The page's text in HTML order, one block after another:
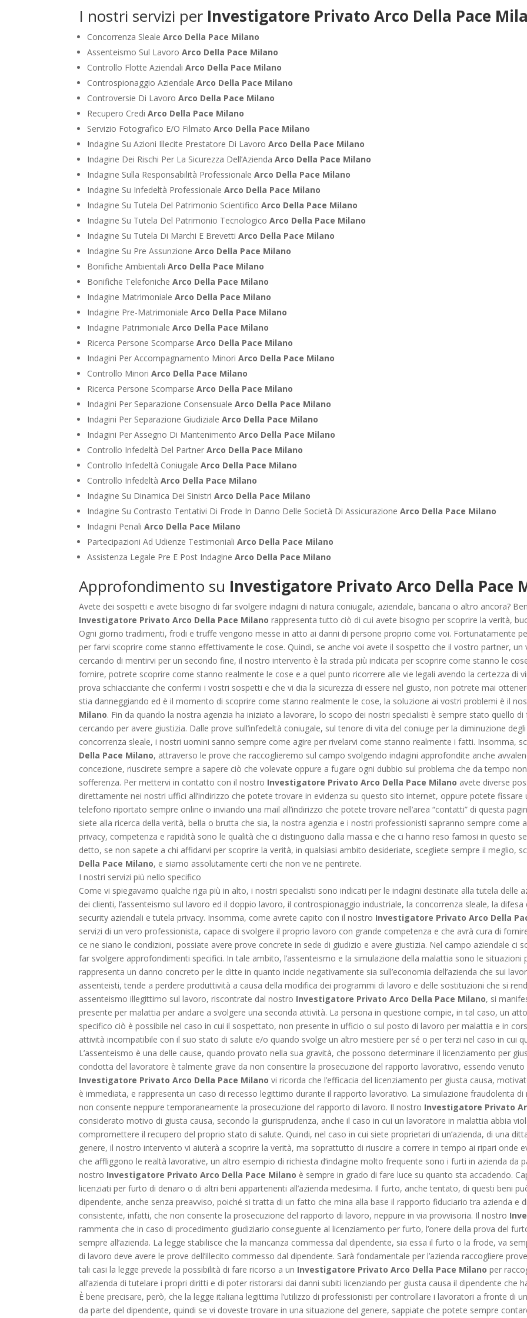
I nostri servizi per Investigatore Privato Arco Della Pace
Concorrenza SlealeArco Della Pace Milano
Assenteismo Sul LavoroArco Della Pace Milano
Controllo Flotte AziendaliArco Della Pace Milano
Controspionaggio AziendaleArco Della Pace Milano
Controversie Di LavoroArco Della Pace Milano
Recupero CrediArco Della Pace Milano
Servizio Fotografico E/O FilmatoArco Della Pace Milano
Indagine Su Azioni Illecite Prestatore Di LavoroArco Della Pace Milano
Indagine Dei Rischi Per La Sicurezza Dell’AziendaArco Della Pace Milano
Indagine Sulla Responsabilità ProfessionaleArco Della Pace Milano
Indagine Su Infedeltà ProfessionaleArco Della Pace Milano
Indagine Su Tutela Del Patrimonio ScientificoArco Della Pace Milano
Indagine Su Tutela Del Patrimonio TecnologicoArco Della Pace Milano
Indagine Su Tutela Di Marchi E BrevettiArco Della Pace Milano
Indagine Su Pre AssunzioneArco Della Pace Milano
Bonifiche AmbientaliArco Della Pace Milano
Bonifiche TelefonicheArco Della Pace Milano
Indagine MatrimonialeArco Della Pace Milano
Indagine Pre-MatrimonialeArco Della Pace Milano
Indagine PatrimonialeArco Della Pace Milano
Ricerca Persone ScomparseArco Della Pace Milano
Indagini Per Accompagnamento MinoriArco Della Pace Milano
Controllo MinoriArco Della Pace Milano
Ricerca Persone ScomparseArco Della Pace Milano
Indagini Per Separazione ConsensualeArco Della Pace Milano
Indagini Per Separazione GiudizialeArco Della Pace Milano
Indagini Per Assegno Di MantenimentoArco Della Pace Milano
Controllo Infedeltà Del PartnerArco Della Pace Milano
Controllo Infedeltà ConiugaleArco Della Pace Milano
Controllo InfedeltàArco Della Pace Milano
Indagine Su Dinamica Dei SinistriArco Della Pace Milano
Indagine Su Contrasto Tentativi Di Frode In Danno Delle Società Di AssicurazioneArco Della Pace Milano
Indagini PenaliArco Della Pace Milano
Partecipazioni Ad Udienze TestimonialiArco Della Pace Milano
Assistenza Legale Pre E Post IndagineArco Della Pace Milano
Approfondimento su Investigatore Privato Arco Della Pace
Avete dei sospetti e avete bisogno di far svolgere indagini di natura coniugale, aziendale, bancaria o altro ancora?
Investigatore Privato Arco Della Pace Milano rappresenta tutto ciò di cui avete bisogno per scoprire la verità,
Ogni giorno tradimenti, frodi e truffe vengono messe in atto ai danni di persone proprio come voi. Fortunatamente
per farvi scoprire come stanno effettivamente le cose. Quindi, se anche voi avete il sospetto che il vostro partner,
cercando di mentirvi per un secondo fine, il nostro intervento è la strada più indicata per scoprire come stanno le
fornire, potrete scoprire come stanno realmente le cose e a quel punto ricorrere alle vie legali avendo la certezza di
prova schiacciante che confermi i vostri sospetti e che vi dia la sicurezza di essere nel giusto, non potrete mai
stia danneggiando ed è il momento di scoprire come stanno realmente le cose, la soluzione ai vostri problemi è il
Milano. Fin da quando la nostra agenzia ha iniziato a lavorare, lo scopo dei nostri specialisti è sempre stato quello
cercando per avere giustizia. Dalle prove sull’infedeltà coniugale, sul tenore di vita del coniuge per la diminuzione
concorrenza sleale, i nostri uomini sanno sempre come agire per rivelarvi come stanno realmente i fatti. Insomma,
Della Pace Milano, attraverso le prove che raccoglieremo sul campo svolgendo indagini approfondite anche
concezione, riuscirete sempre a sapere ciò che volevate oppure a fugare ogni dubbio sul problema che da tempo
sofferenza. Per mettervi in contatto con il nostro Investigatore Privato Arco Della Pace Milano avete diverse
direttamente nei nostri uffici all’indirizzo che potete trovare in evidenza su questo sito internet, oppure potete
telefono riportato sempre online o inviando una mail all’indirizzo che potete trovare nell’area “contatti” di questa
siete alla ricerca della verità, bella o brutta che sia, la nostra agenzia e i nostri professionisti sapranno sempre come
privacy, competenza e rapidità sono le qualità che ci distinguono dalla massa e che ci hanno reso famosi in questo
detto, se non sapete a chi affidarvi per scoprire la verità, in qualsiasi ambito desideriate, scegliete sempre il meglio,
Della Pace Milano, e siamo assolutamente certi che non ve ne pentirete.
I nostri servizi più nello specifico
Come vi spiegavamo qualche riga più in alto, i nostri specialisti sono indicati per le indagini destinate alla tutela delle
dei clienti, l’assenteismo sul lavoro ed il doppio lavoro, il controspionaggio industriale, la concorrenza sleale, la
security aziendali e tutela privacy. Insomma, come avrete capito con il nostro Investigatore Privato Arco Della
servizi di un vero professionista, capace di svolgere il proprio lavoro con grande competenza e che avrà cura di
ce ne siano le condizioni, possiate avere prove concrete in sede di giudizio e avere giustizia. Nel campo aziendale ci
far svolgere approfondimenti specifici. In tale ambito, l’assenteismo e la simulazione della malattia sono le
rappresenta un danno concreto per le ditte in quanto incide negativamente sia sull’economia dell’azienda che sui
assenteisti, tende a perdere produttività a causa della modifica dei programmi di lavoro e delle sostituzioni che si
assenteismo illegittimo sul lavoro, riscontrate dal nostro Investigatore Privato Arco Della Pace Milano, si
presente per malattia per andare a svolgere una seconda attività. La persona in questione compie, in tal caso, un
specifico ciò è possibile nel caso in cui il sospettato, non presente in ufficio o sul posto di lavoro per malattia e in
attività incompatibile con il suo stato di salute e/o quando svolge un altro mestiere per sé o per terzi nel caso in cui
L’assenteismo è una delle cause, quando provato nella sua gravità, che possono determinare il licenziamento per
condotta del lavoratore è talmente grave da non consentire la prosecuzione del rapporto lavorativo, essendo
Investigatore Privato Arco Della Pace Milano vi ricorda che l’efficacia del licenziamento per giusta causa,
è immediata, e rappresenta un caso di recesso legittimo durante il rapporto lavorativo. La simulazione fraudolenta
non consente neppure temporaneamente la prosecuzione del rapporto di lavoro. Il nostro Investigatore Privato
considerato motivo di giusta causa, secondo la giurisprudenza, anche il caso in cui un lavoratore in malattia abbia
compromettere il recupero del proprio stato di salute. Quindi, nel caso in cui siete proprietari di un’azienda, di una
genere, il nostro intervento vi aiuterà a scoprire la verità, ma soprattutto di riuscire a correre in tempo ai ripari onde
che affliggono le realtà lavorative, un altro esempio di richiesta d’indagine molto frequente sono i furti in azienda da
nostro Investigatore Privato Arco Della Pace Milano è sempre in grado di fare luce su quanto sta accadendo.
licenziati per furto di denaro o di altri beni appartenenti all’azienda medesima. Il furto, anche tentato, di questi beni
dipendente, anche senza preavviso, poiché si tratta di un fatto che mina alla base il rapporto fiduciario tra azienda e
consistente, infatti, che non consente la prosecuzione del rapporto di lavoro, neppure in via provvisoria. Il nostro
rammenta che in caso di procedimento giudiziario conseguente al licenziamento per furto, l’onere della prova del
sempre all’azienda. La legge stabilisce che la mancanza commessa dal dipendente, sia essa il furto o la frode, va
di lavoro deve avere le prove dell’illecito commesso dal dipendente. Sarà fondamentale per l’azienda raccogliere
tali casi la legge prevede la possibilità di fare ricorso a un Investigatore Privato Arco Della Pace Milano per
all’azienda di tutelare i propri diritti e di poter ristorarsi dai danni subiti licenziando per giusta causa il dipendente
È bene precisare, però, che la legge italiana legittima l’utilizzo di professionisti per controllare i lavoratori a fronte
da parte del dipendente, quindi se vi doveste trovare in una situazione del genere, sappiate che potete sempre